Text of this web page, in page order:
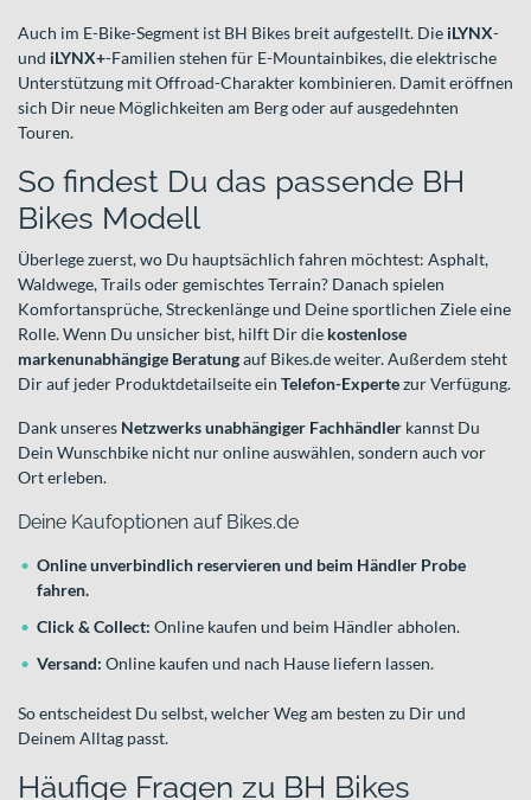
Auch im E-Bike-Segment ist BH Bikes breit aufgestellt. Die iLYNX-
und iLYNX+-Familien stehen für E-Mountainbikes, die elektrische
Unterstützung mit Offroad-Charakter kombinieren. Damit eröffnen
sich Dir neue Möglichkeiten am Berg oder auf ausgedehnten
Touren.
So findest Du das passende BH
Bikes Modell
Überlege zuerst, wo Du hauptsächlich fahren möchtest: Asphalt,
Waldwege, Trails oder gemischtes Terrain? Danach spielen
Komfortansprüche, Streckenlänge und Deine sportlichen Ziele eine
Rolle. Wenn Du unsicher bist, hilft Dir die kostenlose
markenunabhängige Beratungauf Bikes.de weiter. Außerdem steht
Dir auf jeder Produktdetailseite ein Telefon-Expertezur Verfügung.
Dank unseres Netzwerks unabhängiger Fachhändler kannst Du
Dein Wunschbike nicht nur online auswählen, sondern auch vor
Ort erleben.
Deine Kaufoptionen auf Bikes.de
Online unverbindlich reservieren und beim Händler Probe
fahren.
Click & Collect: Online kaufen und beim Händler abholen.
Versand: Online kaufen und nach Hause liefern lassen.
So entscheidest Du selbst, welcher Weg am besten zu Dir und
Deinem Alltag passt.
Häufige Fragen zu BH Bikes